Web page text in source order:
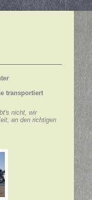
transportiert
nicht, wir
an den richtigen